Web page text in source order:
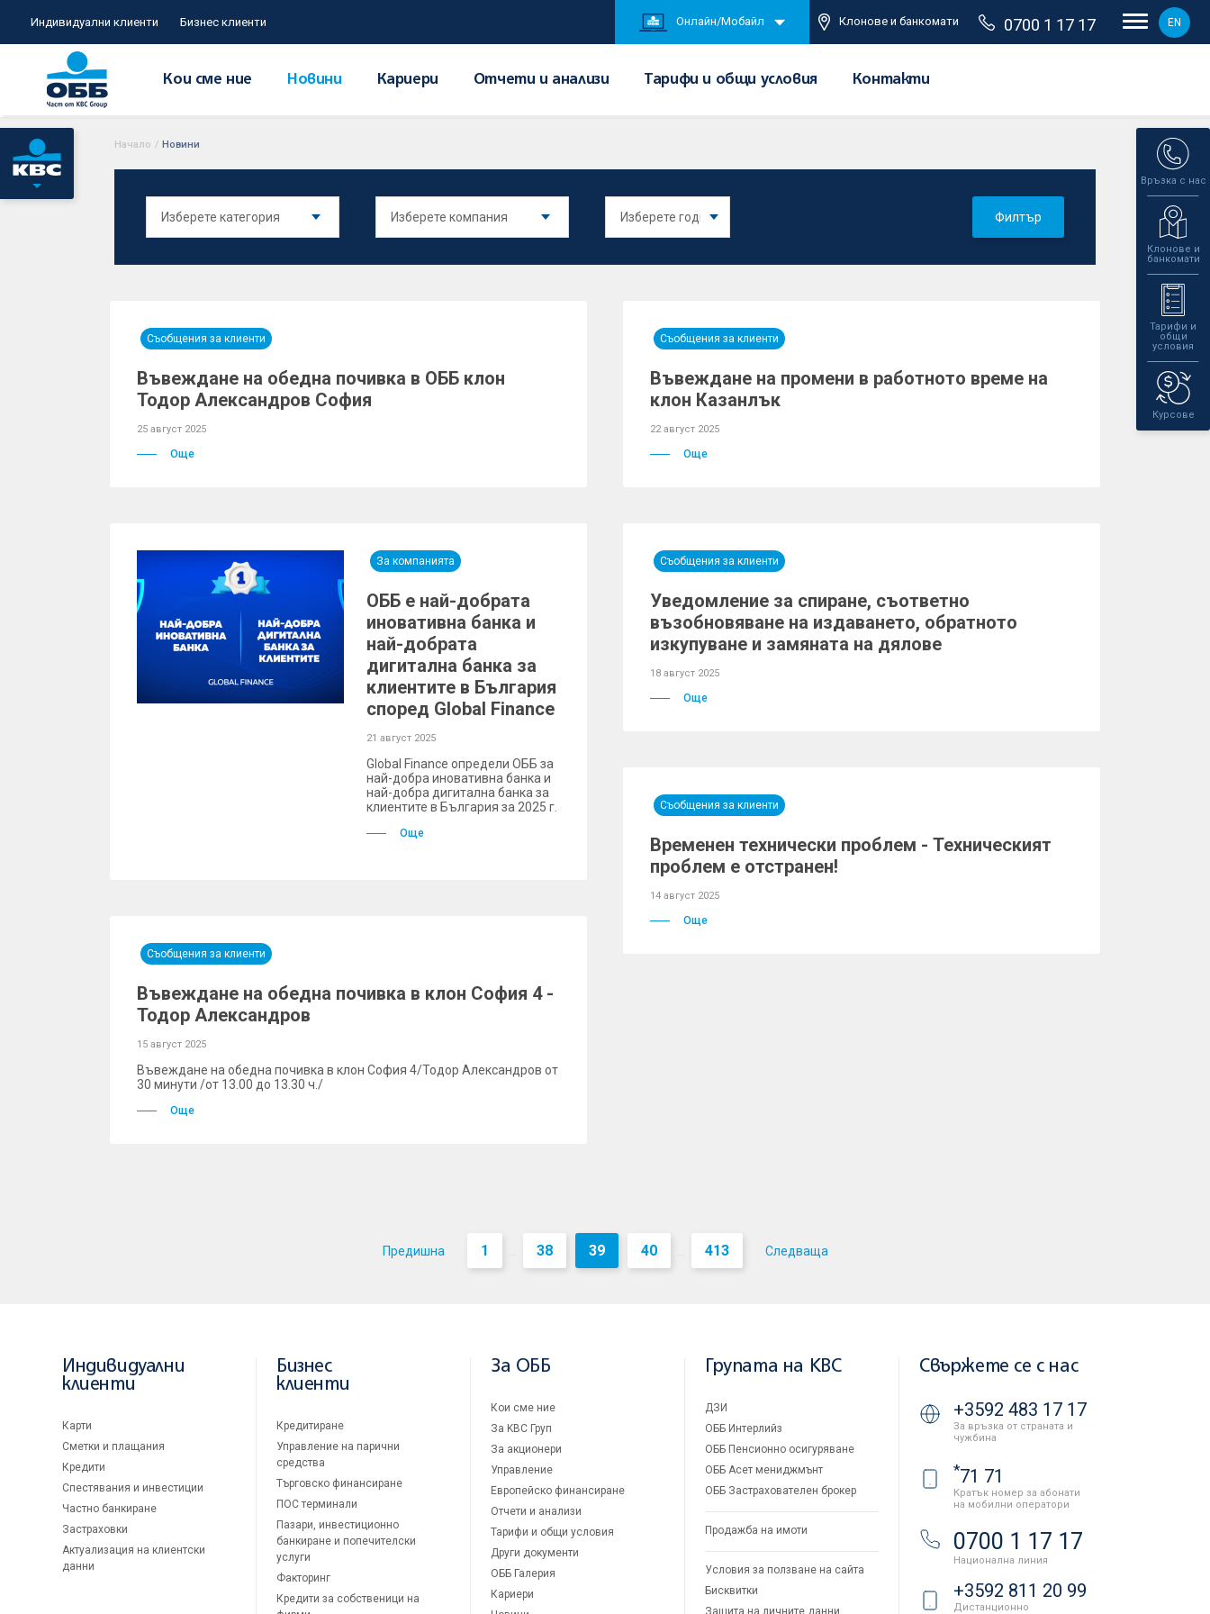
Индивидуални клиенти Бизнес клиенти Онлайн/Мобайл Клонове и банкомати 0700 1 17 17 EN
Кои сме ние Новини Кариери Отчети и анализи Тарифи и общи условия Контакти
Връзка с нас
Клонове и
банкомати
Тарифи и
общи
условия
Курсове
Начало / Новини
Филтър
Съобщения за клиенти
Въвеждане на обедна почивка в ОББ клон
Тодор Александров София
25 август 2025
Още
Съобщения за клиенти
Въвеждане на промени в работното време на
клон Казанлък
22 август 2025
Още
За компанията
ОББ е най-добрата
иновативна банка и
най-добрата
дигитална банка за
клиентите в България
според Global Finance
21 август 2025
Global Finance определи ОББ за
най-добра иновативна банка и
най-добра дигитална банка за
клиентите в България за 2025 г.
Още
Съобщения за клиенти
Уведомление за спиране, съответно
възобновяване на издаването, обратното
изкупуване и замяната на дялове
18 август 2025
Още
Съобщения за клиенти
Въвеждане на обедна почивка в клон София 4 -
Тодор Александров
15 август 2025
Въвеждане на обедна почивка в клон София 4/Тодор Александров от
30 минути /от 13.00 до 13.30 ч./
Още
Съобщения за клиенти
Временен технически проблем - Техническият
проблем е отстранен!
14 август 2025
Още
Предишна 1 ... 38 39 40 ... 413 Следваща
Индивидуални
клиенти
Карти
Сметки и плащания
Кредити
Спестявания и инвестиции
Частно банкиране
Застраховки
Актуализация на клиентски
данни
Бизнес
клиенти
Кредитиране
Управление на парични
средства
Търговско финансиране
ПОС терминали
Пазари, инвестиционно
банкиране и попечителски
услуги
Факторинг
Кредити за собственици на
За ОББ
Кои сме ние
За KBC Груп
За акционери
Управление
Европейско финансиране
Отчети и анализи
Тарифи и общи условия
Други документи
ОББ Галерия
Кариери
Групата на KBC
ДЗИ
ОББ Интерлийз
ОББ Пенсионно осигуряване
ОББ Асет мениджмънт
ОББ Застрахователен брокер
Продажба на имоти
Условия за ползване на сайта
Бисквитки
Защита на личните данни
Свържете се с нас
+3592 483 17 17
За връзка от страната и
чужбина
*71 71
Кратък номер за абонати
на мобилни оператори
0700 1 17 17
Национална линия
+3592 811 20 99
Дистанционно